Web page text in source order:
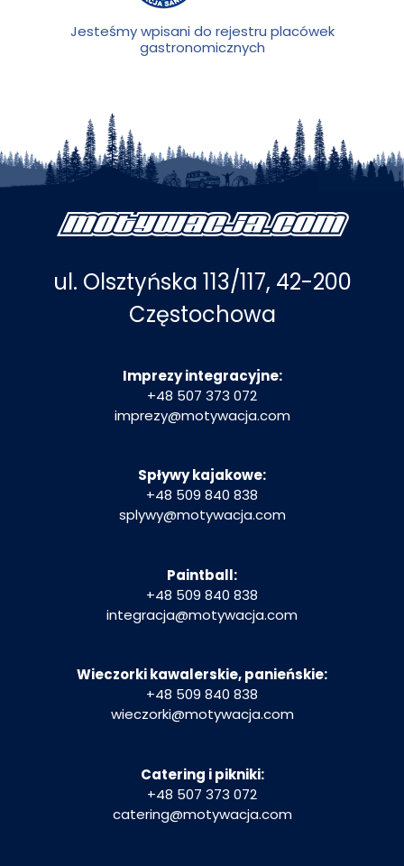
Jesteśmy wpisani do rejestru placówek
gastronomicznych
ul. Olsztyńska 113/117, 42-200
Częstochowa
Imprezy integracyjne:
+48 507 373 072
imprezy@motywacja.com
Spływy kajakowe:
+48 509 840 838
splywy@motywacja.com
Paintball:
+48 509 840 838
integracja@motywacja.com
Wieczorki kawalerskie, panieńskie:
+48 509 840 838
wieczorki@motywacja.com
Catering i pikniki:
+48 507 373 072
catering@motywacja.com